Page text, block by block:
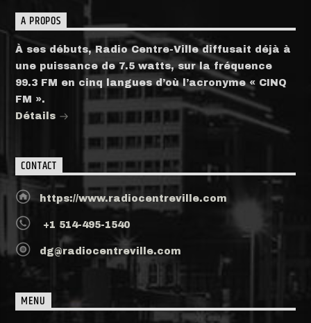
A PROPOS
À ses débuts, Radio Centre-Ville diffusait déjà à
une puissance de 7.5 watts, sur la fréquence
99.3 FM en cinq langues d’où l’acronyme « CINQ
FM ».
Détails
CONTACT
https://www.radiocentreville.com
+1 514-495-1540
dg@radiocentreville.com
MENU